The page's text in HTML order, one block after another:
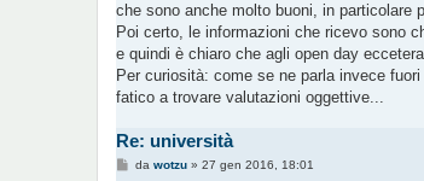
che sono anche molto buoni, in particolare
Poi certo, le informazioni che ricevo sono
e quindi è chiaro che agli open day
Per curiosità: come se ne parla invece
fatico a trovare valutazioni oggettive...
Re: università
Mda wotzu» 27 gen 2016, 18:01